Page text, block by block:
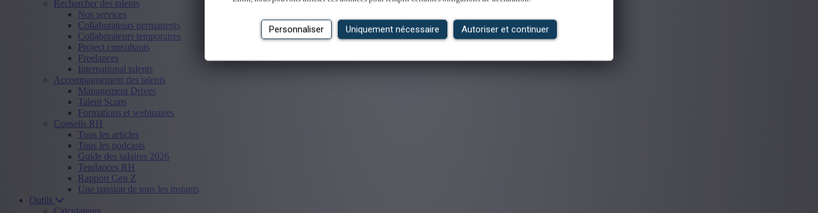
Personnaliser Uniquement nécessaire Autoriser et continuer
Rechercher des talents
Nos services
Collaborateurs permanents
Collaborateurs temporaires
Project consultants
Freelances
International talents
Accompagnement des talents
Management Drives
Talent Scans
Formations et webinaires
Conseils RH
Tous les articles
Tous les podcasts
Guide des salaires 2026
Tendances RH
Rapport Gen Z
Une passion de tous les instants
Outils
Calculateurs